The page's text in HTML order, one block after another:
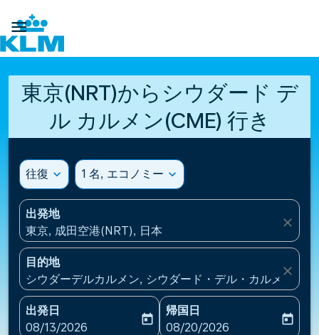

東京(NRT)からシウダード デ
ル カルメン(CME) 行き
往復 expand_more 1 名, エコノミー expand_more
出発地
東京, 成田空港(NRT), 日本
close
目的地
シウダーデルカルメン, シウダード・デル・カルメン
close
出発日
fc-booking-departure-date-aria-label
08/13/2026
today
帰国日
fc-booking-return-date-
08/20/2026
today